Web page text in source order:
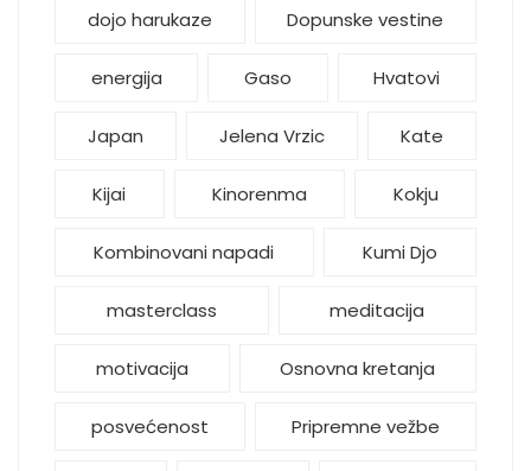
dojo harukaze Dopunske vestine
energija Gaso Hvatovi
Japan Jelena Vrzic Kate
Kijai Kinorenma Kokju
Kombinovani napadi Kumi Djo
masterclass meditacija
motivacija Osnovna kretanja
posvećenost Pripremne vežbe